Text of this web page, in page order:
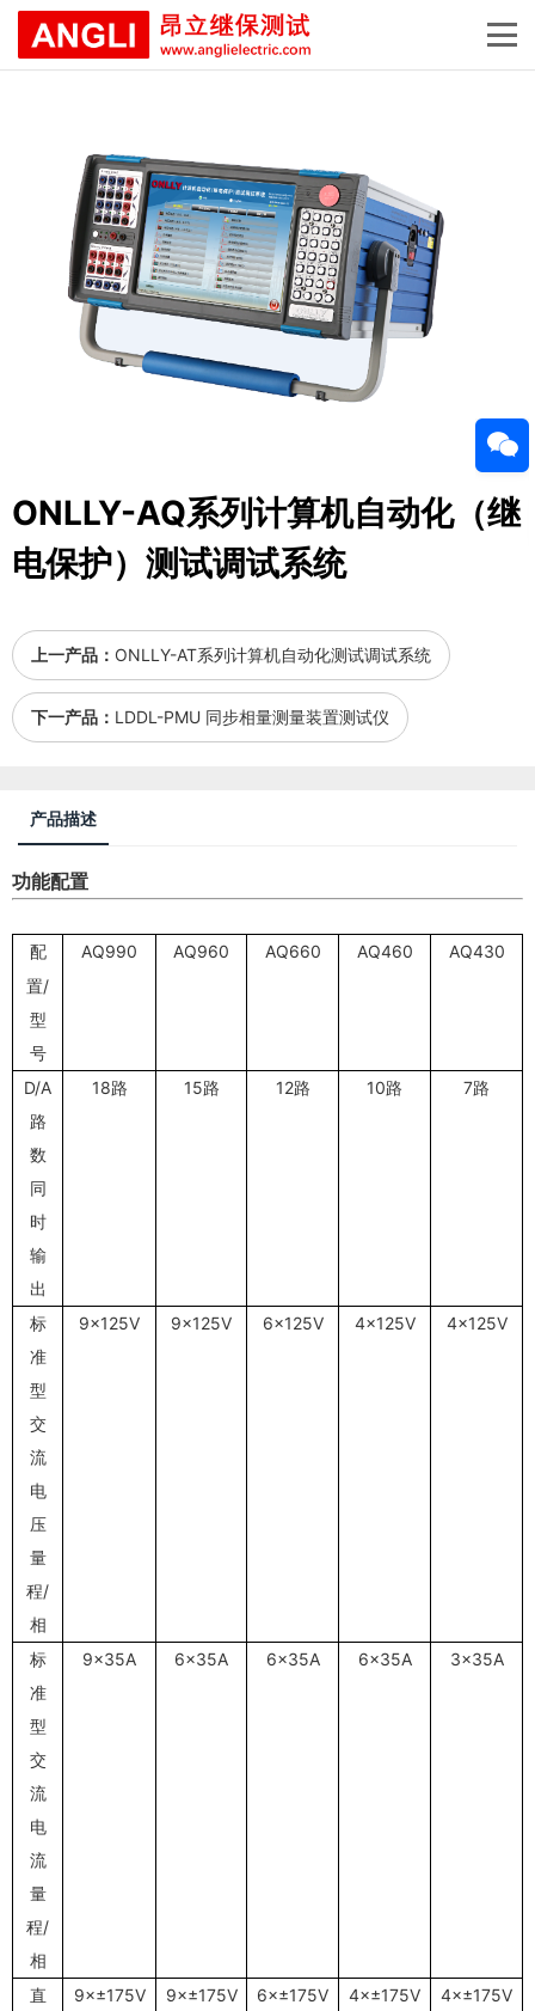
ONLLY-AQ系列计算机自动化（继
电保护）测试调试系统
上一产品： ONLLY-AT系列计算机自动化测试调试系统
下一产品： LDDL-PMU 同步相量测量装置测试仪
产品描述
功能配置
配
置/
型
号
AQ990 AQ960 AQ660 AQ460 AQ430
D/A
路
数
同
时
输
出
18路 15路 12路 10路 7路
标
准
型
交
流
电
压
量
程/
相
9×125V 9×125V 6×125V 4×125V 4×125V
标
准
型
交
流
电
流
量
程/
相
9×35A 6×35A 6×35A 6×35A 3×35A
直
9×±175V 9×±175V 6×±175V 4×±175V 4×±175V